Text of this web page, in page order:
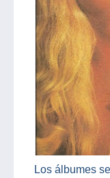
Los álbumes